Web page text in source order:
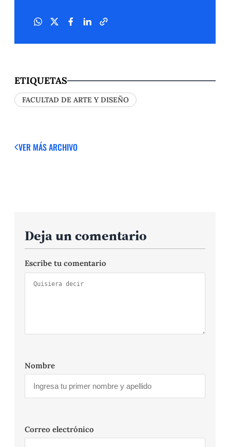
ETIQUETAS
FACULTAD DE ARTE Y DISEÑO
VER MÁSARCHIVO
Deja un comentario
Escribe tu comentario
Nombre
Correo electrónico